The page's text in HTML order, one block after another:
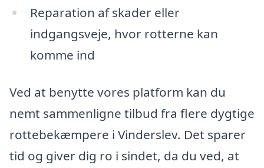
Reparation af skader eller
indgangsveje, hvor rotterne kan
komme ind
Ved at benytte vores platform kan du
nemt sammenligne tilbud fra flere dygtige
rottebekæmpere i Vinderslev. Det sparer
tid og giver dig ro i sindet, da du ved, at